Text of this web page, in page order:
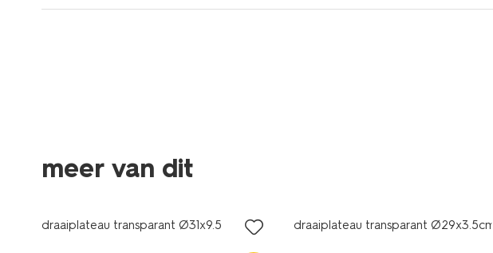
meer van dit
draaiplateau transparant Ø31x9.5 draaiplateau transparant Ø29x3.5cm